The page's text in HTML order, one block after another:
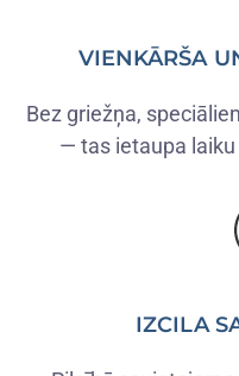
VIENKĀRŠA
Bez griežņa,
— tas ietaupa
IZCILA